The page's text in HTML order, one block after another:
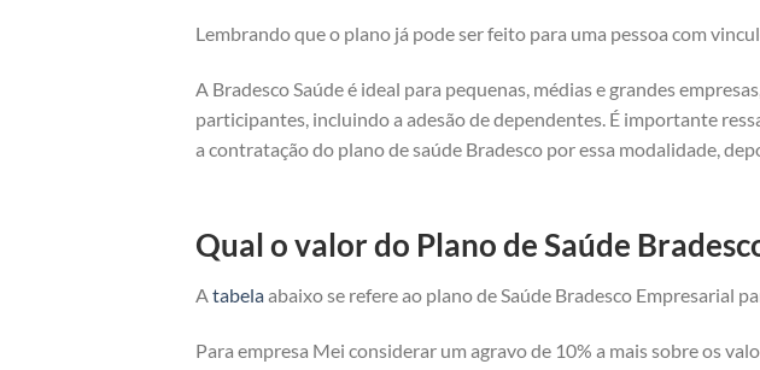
Lembrando que o plano já pode ser feito para uma pessoa com
A Bradesco Saúde é ideal para pequenas, médias e grandes
participantes, incluindo a adesão de dependentes. É importante
a contratação do plano de saúde Bradesco por essa modalidade,
Qual o valor do Plano de Saúde
Atabelaabaixo se refere ao plano de Saúde Bradesco Empresarial
Para empresa Mei considerar um agravo de 10% a mais sobre os